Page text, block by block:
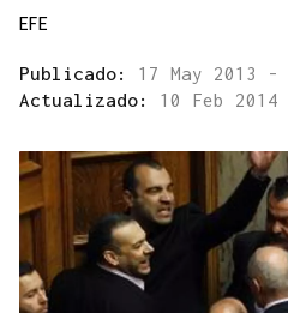
EFE
Publicado: 17 May 2013 -
Actualizado: 10 Feb